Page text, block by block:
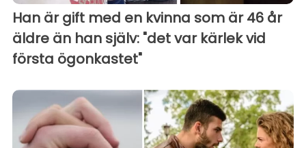
Han är gift med en kvinna som är 46 år
äldre än han själv: "det var kärlek vid
första ögonkastet"